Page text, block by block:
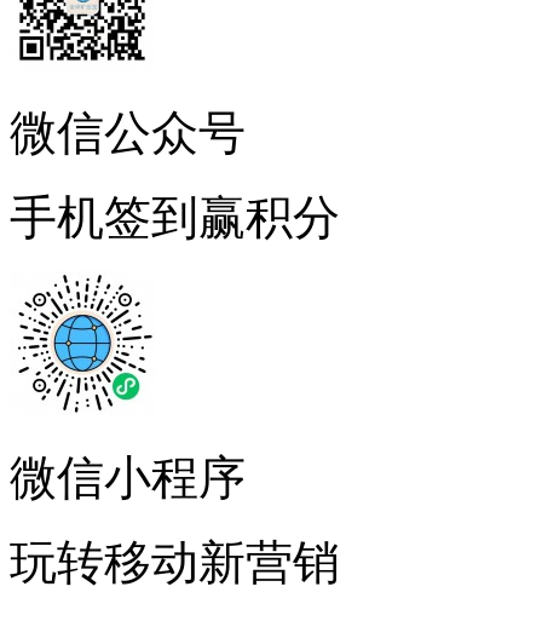
微信公众号
手机签到赢积分
微信小程序
玩转移动新营销